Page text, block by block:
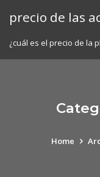
precio de las
¿cuál es el precio de la
Home